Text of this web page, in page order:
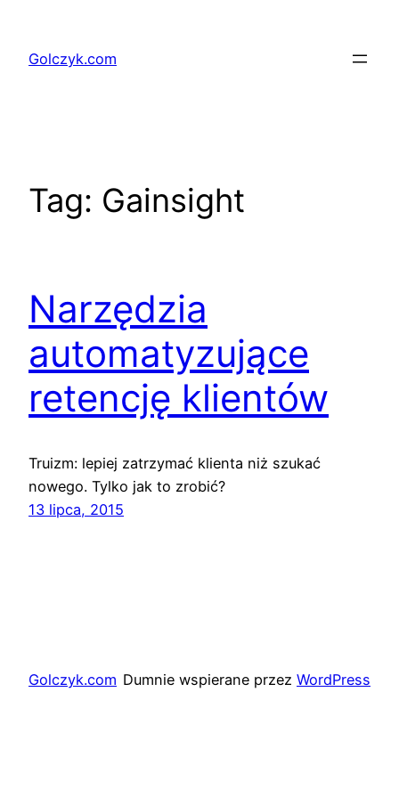
treściGolczyk.com
Tag: Gainsight
Narzędzia
automatyzujące
retencję klientów
Truizm: lepiej zatrzymać klienta niż szukać
nowego. Tylko jak to zrobić?
13 lipca, 2015
Golczyk.com Dumnie wspierane przez WordPress